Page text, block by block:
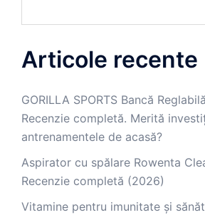
Articole recente
GORILLA SPORTS Bancă
Recenzie completă. Merită
antrenamentele de acasă?
Aspirator cu spălare Rowenta
Recenzie completă (2026)
Vitamine pentru imunitate și